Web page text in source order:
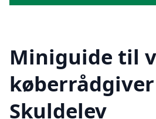
Miniguide til
Skuldelev